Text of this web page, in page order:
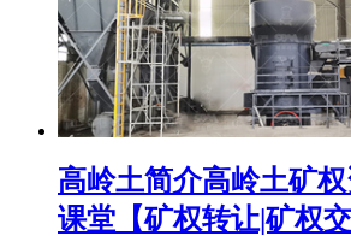
高岭土简介高岭土矿
课堂【矿权转让|矿权交